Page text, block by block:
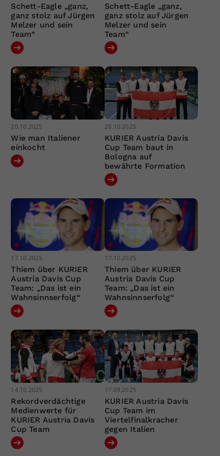
Schett-Eagle „ganz,
ganz stolz auf Jürgen
Melzer und sein
Team“
Schett-Eagle „ganz,
ganz stolz auf Jürgen
Melzer und sein
Team“
20.10.2025
Wie man Italiener
einkocht
20.10.2025
KURIER Austria Davis
Cup Team baut in
Bologna auf
bewährte Formation
17.10.2025
Thiem über KURIER
Austria Davis Cup
Team: „Das ist ein
Wahnsinnserfolg“
17.10.2025
Thiem über KURIER
Austria Davis Cup
Team: „Das ist ein
Wahnsinnserfolg“
14.10.2025
Rekordverdächtige
Medienwerte für
KURIER Austria Davis
Cup Team
17.09.2025
KURIER Austria Davis
Cup Team im
Viertelfinalkracher
gegen Italien